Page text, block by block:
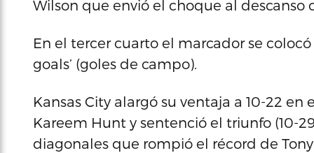
Wilson que envió el choque al descanso
En el tercer cuarto el marcador se
goals’ (goles de campo).
Kansas City alargó su ventaja a 10-22
Kareem Hunt y sentenció el triunfo (10-
diagonales que rompió el récord de